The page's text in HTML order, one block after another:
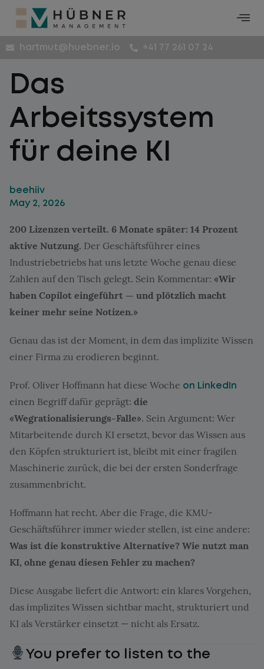
hartmut@huebner.io +41 77 261 07 24
Das
Arbeitssystem
für deine KI
beehiiv
May 2, 2026
200 Lizenzen verteilt. 6 Monate später: 14 Prozent
aktive Nutzung. Der Geschäftsführer eines
Industriebetriebs hat uns letzte Woche genau diese
Zahlen auf den Tisch gelegt. Sein Kommentar: «Wir
haben Copilot eingeführt — und plötzlich macht
keiner mehr seine Notizen.»
Genau das ist der Moment, in dem das implizite Wissen
einer Firma zu erodieren beginnt.
Prof. Oliver Hoffmann hat diese Woche on LinkedIn
einen Begriff dafür geprägt: die
«Wegrationalisierungs-Falle». Sein Argument: Wer
Mitarbeitende durch KI ersetzt, bevor das Wissen aus
den Köpfen strukturiert ist, bleibt mit einer fragilen
Maschinerie zurück, die bei der ersten Sonderfrage
zusammenbricht.
Hoffmann hat recht. Aber die Frage, die KMU-
Geschäftsführer immer wieder stellen, ist eine andere:
Was ist die konstruktive Alternative? Wie nutzt man
KI, ohne genau diesen Fehler zu machen?
Diese Ausgabe liefert die Antwort: ein klares Vorgehen,
das implizites Wissen sichtbar macht, strukturiert und
KI als Verstärker einsetzt — nicht als Ersatz.
You prefer to listen to the